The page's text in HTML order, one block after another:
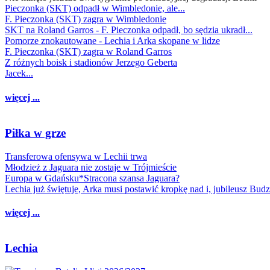
Pieczonka (SKT) odpadł w Wimbledonie, ale...
F. Pieczonka (SKT) zagra w Wimbledonie
SKT na Roland Garros - F. Pieczonka odpadł, bo sędzia ukradł...
Pomorze znokautowane - Lechia i Arka skopane w lidze
F. Pieczonka (SKT) zagra w Roland Garros
Z różnych boisk i stadionów Jerzego Geberta
Jacek...
więcej ...
Piłka w grze
Transferowa ofensywa w Lechii trwa
Młodzież z Jaguara nie zostaje w Trójmieście
Europa w Gdańsku*Stracona szansa Jaguara?
Lechia już świętuje, Arka musi postawić kropkę nad i, jubileusz
więcej ...
Lechia